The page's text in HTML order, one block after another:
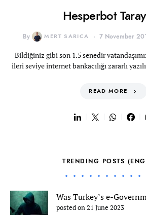
Hesperbot
By MERT SARICA 7 November
Bildiğiniz gibi son 1.5 senedir
ileri seviye internet bankacılığı zararlı
READ MORE
TRENDING POSTS
Was Turkey’s e-
posted on 21 June 2023